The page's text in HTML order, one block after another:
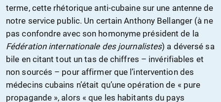
terme, cette rhétorique anti-cubaine sur une antenne de
notre service public. Un certain Anthony Bellanger (à ne
pas confondre avec son homonyme président de la
Fédération internationale des journalistes) a déversé sa
bile en citant tout un tas de chiffres – invérifiables et
non sourcés – pour affirmer que l’intervention des
médecins cubains n’était qu’une opération de « pure
propagande », alors « que les habitants du pays